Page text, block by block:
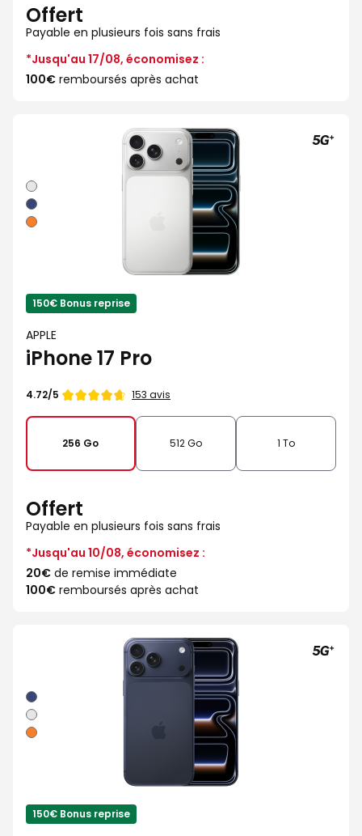
Offert
Payable en plusieurs fois sans frais
*Jusqu'au 17/08, économisez :
100€ remboursés après achat
Argent
Bleu
intense
Orange
cosmique
150€ Bonus reprise
APPLE
iPhone 17 Pro
Note
4.72/5 153 avis
256 Go 512 Go 1 To
Offert
Payable en plusieurs fois sans frais
*Jusqu'au 10/08, économisez :
20€ de remise immédiate
100€ remboursés après achat
Bleu
intense
Argent
Orange
cosmique
150€ Bonus reprise